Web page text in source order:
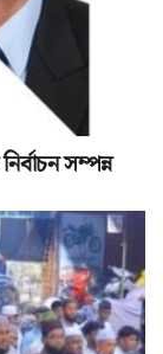
সম্পন্ন